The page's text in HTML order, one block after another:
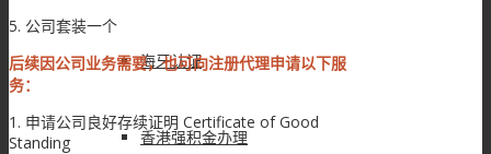
海牙认证
香港强积金办理
5. 公司套装一个
后续因公司业务需要，也可向注册代理申请以下服
务：
1. 申请公司良好存续证明 Certificate of Good
Standing